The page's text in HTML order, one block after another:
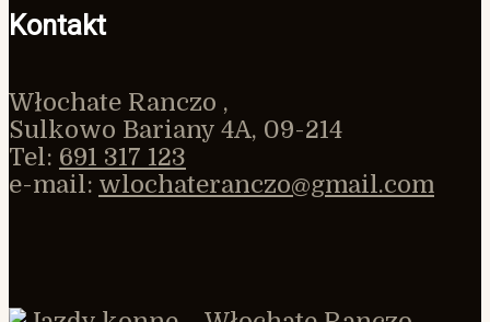
Kontakt
Włochate Ranczo ,
Sulkowo Bariany 4A, 09-214
Tel: 691 317 123
e-mail: wlochateranczo@gmail.com